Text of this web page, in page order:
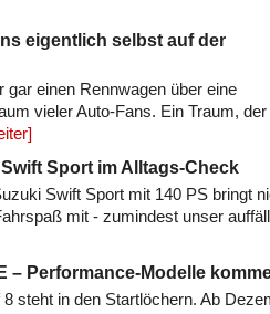
eigentlich selbst auf der
gar einen Rennwagen über eine
vieler Auto-Fans. Ein Traum,
Sport im Alltags-Check
Swift Sport mit 140 PS bringt
mit - zumindest unser
– Performance-Modelle
steht in den Startlöchern. Ab